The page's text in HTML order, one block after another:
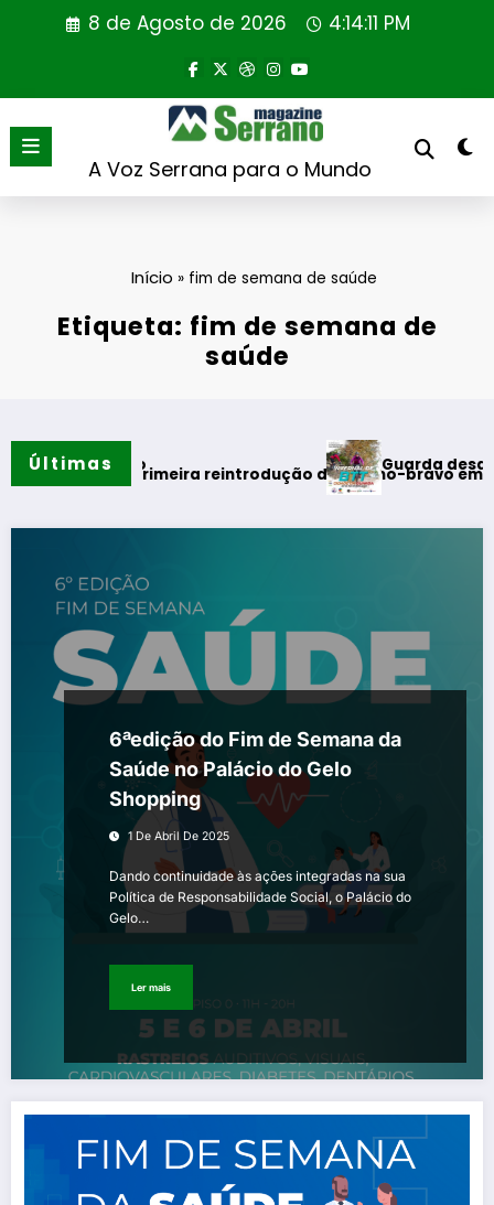
8 de Agosto de 2026 4:14:12 PM
A Voz Serrana para o Mundo
Início » fim de semana de saúde
Etiqueta: fim de semana de
saúde
Últimas
verãoprimeira reintrodução de coelho-bravo em área
Guarda desafia
6ªedição do Fim de Semana da
Saúde no Palácio do Gelo
Shopping
1 De Abril De 2025
Dando continuidade às ações integradas na sua
Política de Responsabilidade Social, o Palácio do
Gelo…
Ler mais